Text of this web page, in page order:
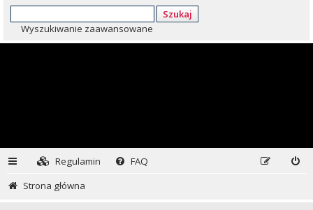
Szukaj
Wyszukiwanie zaawansowane
Regulamin
FAQ
Strona główna